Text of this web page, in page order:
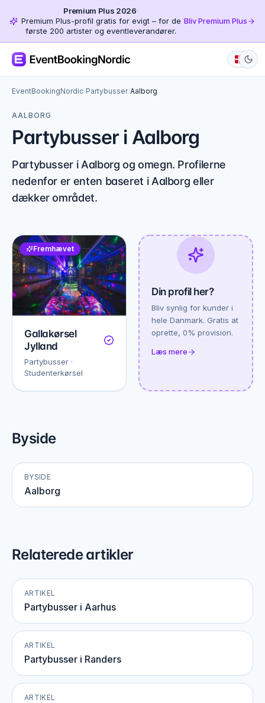
Premium Plus 2026·
Premium Plus-profil gratis for evigt – for de
første 200 artister og eventleverandører.
Bliv Premium Plus
EventBookingNordic/Partybusser/Aalborg
AALBORG
Partybusser i Aalborg
Partybusser i Aalborg og omegn. Profilerne
nedenfor er enten baseret i Aalborg eller
dækker området.
Fremhævet
Gallakørsel
Jylland
Partybusser ·
Studenterkørsel
Din profil her?
Bliv synlig for kunder i
hele Danmark. Gratis at
oprette, 0% provision.
Læs mere
Byside
BYSIDE
Aalborg
Relaterede artikler
ARTIKEL
Partybusser i Aarhus
ARTIKEL
Partybusser i Randers
ARTIKEL